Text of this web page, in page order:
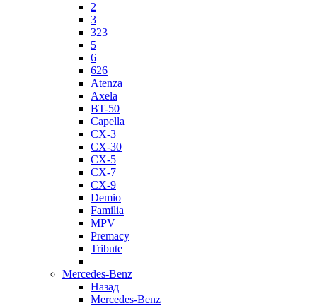
2
3
323
5
6
626
Atenza
Axela
BT-50
Capella
CX-3
CX-30
CX-5
CX-7
CX-9
Demio
Familia
MPV
Premacy
Tribute
Mercedes-Benz
Назад
Mercedes-Benz